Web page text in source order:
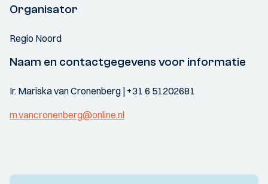
Organisator
Regio Noord
Naam en contactgegevens voor informatie
Ir. Mariska van Cronenberg | +31 6 51202681
m.vancronenberg@online.nl